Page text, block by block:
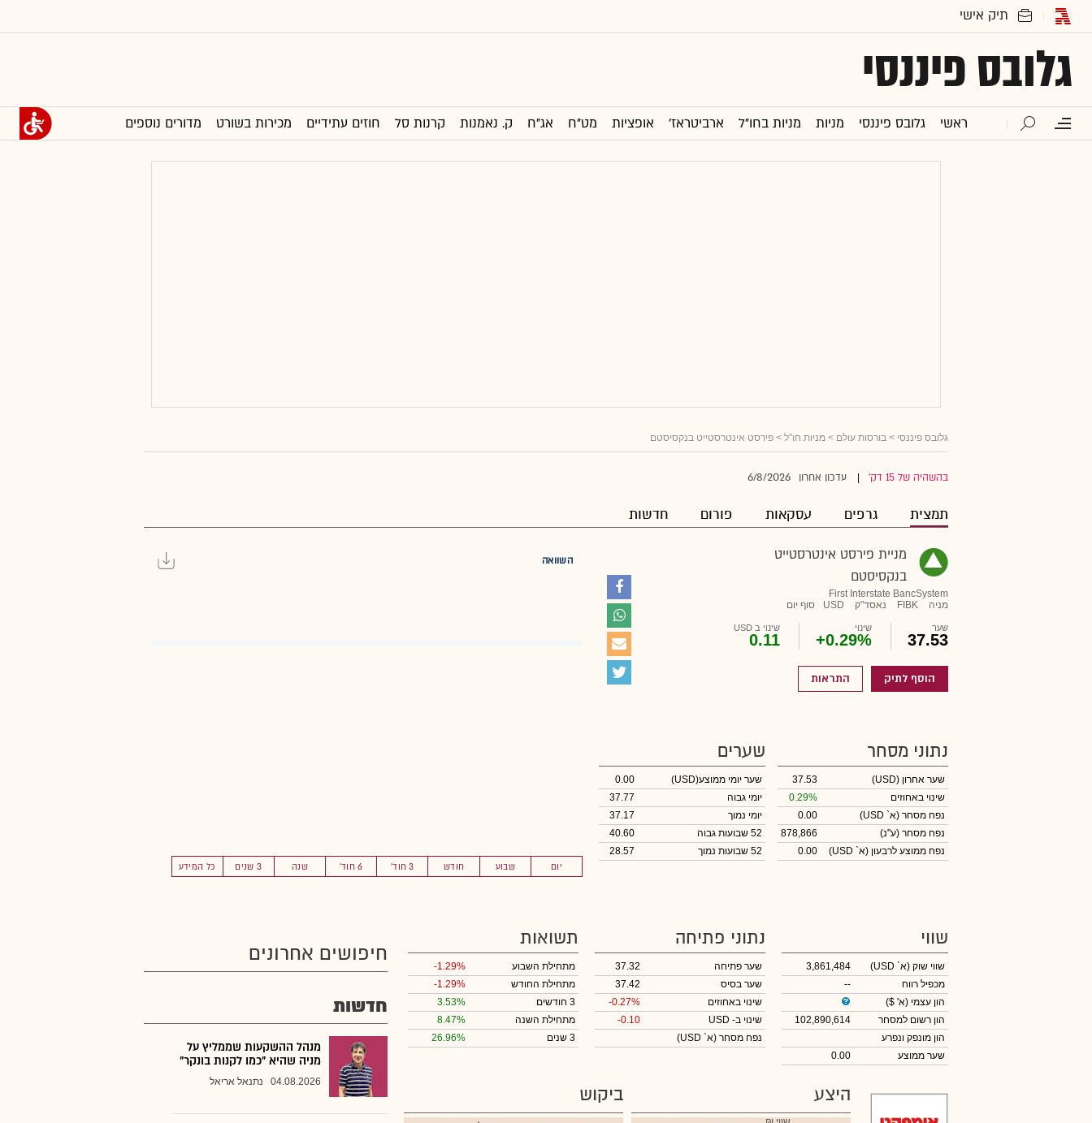
גלובס פיננסי
ראשי גלובס פיננסי מניות מניות בחו"ל ארביטראז' אופציות מט"ח אג"ח ק. נאמנות קרנות סל חוזים עתידיים מכירות בשורט מדורים נוספים
גלובס פיננסי > בורסות עולם > מניות חו"ל > פירסט אינטרסטייט בנקסיסטם
בהשהיה של 15 דק' עדכון אחרון 6/8/2026
תמצית גרפים עסקאות פורום חדשות
מניית פירסט אינטרסטייט
בנקסיסטם
First Interstate BancSystem
מניה
FIBK נאסד"ק USD סוף יום
שער
37.53
שינוי
+0.29%
שינוי ב USD
0.11
הוסף לתיק התראות
השוואה
יום שבוע חודש 3 חוד' 6 חוד' שנה 3 שנים כל המידע
נתוני מסחר
שער אחרון (USD)
37.53
שינוי באחוזים
0.29%
נפח מסחר (א` USD)
0.00
נפח מסחר (ע"נ)
878,866
נפח ממוצע לרבעון (א` USD)
0.00
שערים
שער יומי ממוצע(USD)
0.00
יומי גבוה
37.77
יומי נמוך
37.17
52 שבועות גבוה
40.60
52 שבועות נמוך
28.57
שווי
שווי שוק (א` USD)
3,861,484
מכפיל רווח
--
הון עצמי (א' $)
הון רשום למסחר
102,890,614
הון מונפק ונפרע
שער ממוצע
0.00
נתוני פתיחה
שער פתיחה
37.32
שער בסיס
37.42
שינוי באחוזים
-0.27%
שינוי ב- USD
-0.10
נפח מסחר (א` USD)
תשואות
מתחילת השבוע
-1.29%
מתחילת החודש
-1.29%
3 חודשים
3.53%
מתחילת השנה
8.47%
3 שנים
26.96%
היצע ביקוש
חיפושים אחרונים
חדשות
מנהל ההשקעות שממליץ על
מניה שהיא "כמו לקנות בונקר"
04.08.2026 נתנאל אריאל